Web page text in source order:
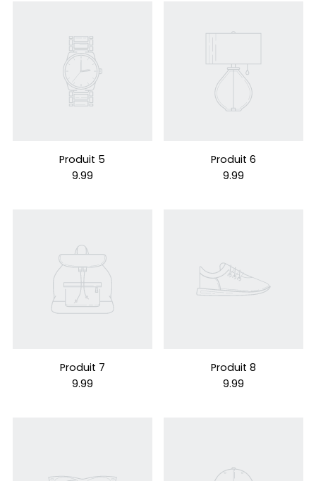
Produit 5
9.99
Produit 6
9.99
Produit 7
9.99
Produit 8
9.99